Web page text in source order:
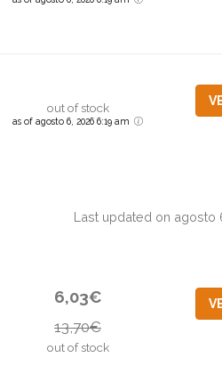
out of stock
as of agosto 6, 2026 6:19 am
Last updated on agosto
6,03€
13,70€
out of stock